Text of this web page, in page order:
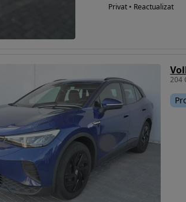
Privat • Reactualizat
204